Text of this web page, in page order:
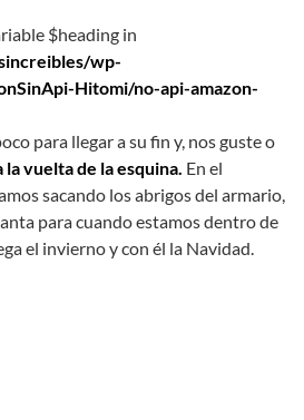
$heading in
wp-
Hitomi/no-api-amazon-
para llegar a su fin y, nos guste o
la vuelta de la esquina. En el
sacando los abrigos del armario,
para cuando estamos dentro de
el invierno y con él la Navidad.